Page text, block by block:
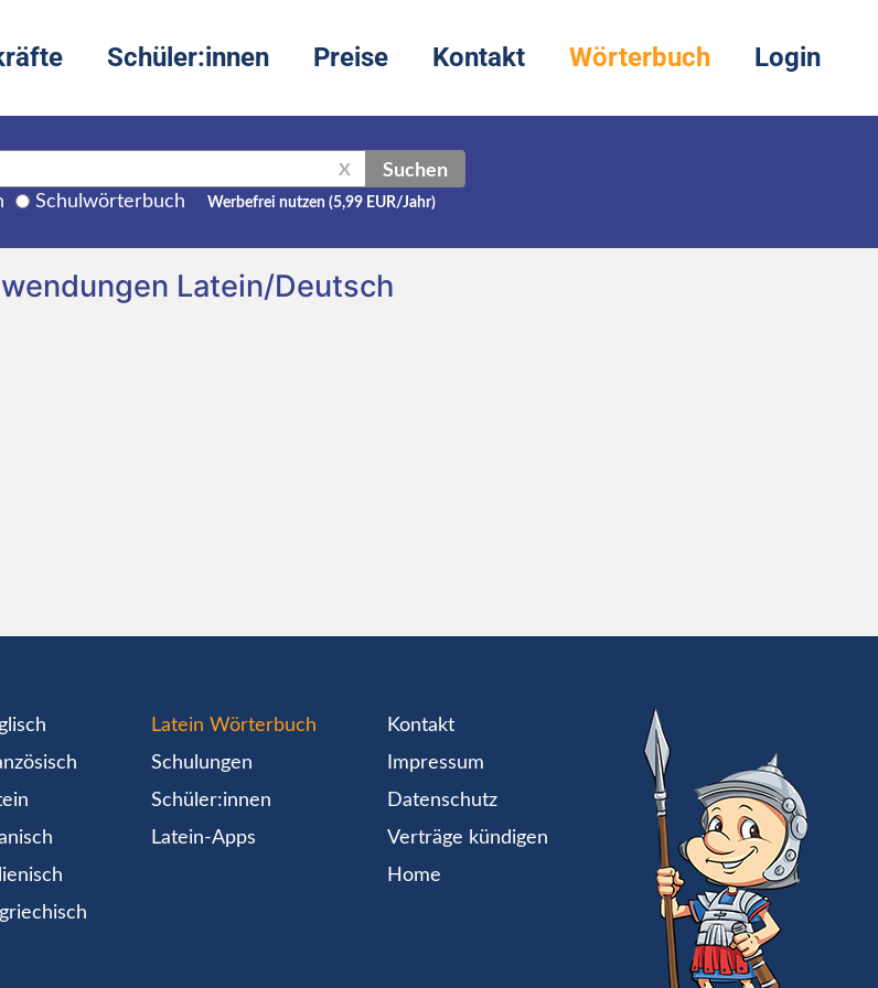
Schüler:innen Preise Kontakt Wörterbuch Login
X Suchen
Schulwörterbuch Werbefrei nutzen (5,99 EUR/Jahr)
Latein/Deutsch
Latein Wörterbuch
Schulungen
Schüler:innen
Latein-Apps
Kontakt
Impressum
Datenschutz
Verträge kündigen
Home